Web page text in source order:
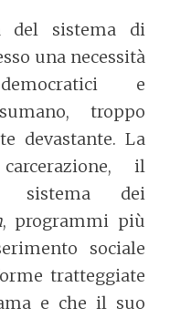
del sistema di
una necessità
e
troppo
devastante. La
il
sistema dei
, programmi più
sociale
tratteggiate
e che il suo